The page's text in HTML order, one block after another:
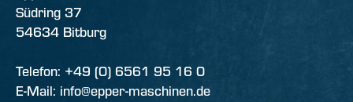
Südring 37
54634 Bitburg
Telefon: +49 (0) 6561 95 16 0
E-Mail: info@epper-maschinen.de